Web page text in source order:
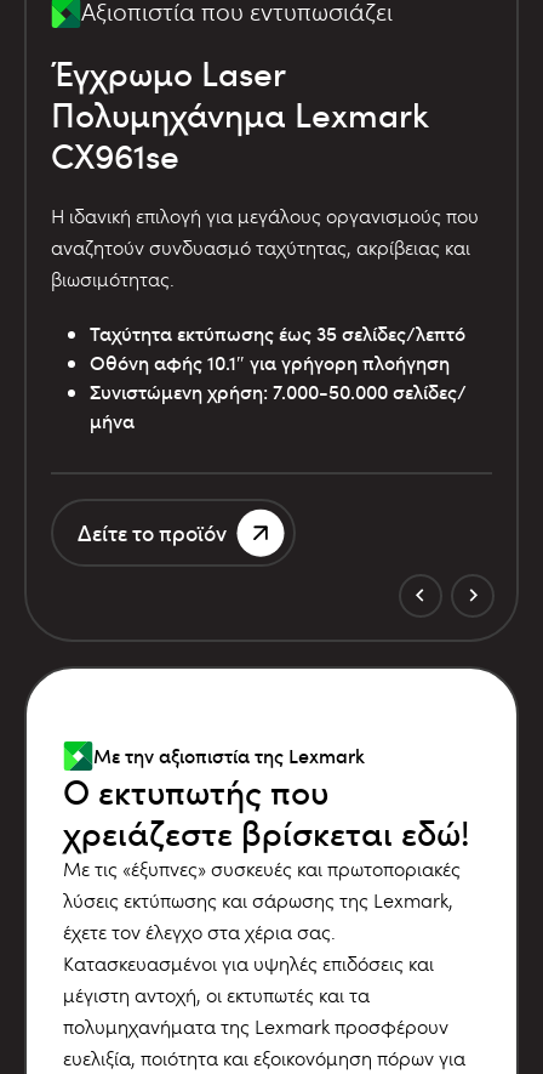
Αξιοπιστία που εντυπωσιάζει
Έγχρωμο Laser
Πολυμηχάνημα Lexmark
CX961se
Η ιδανική επιλογή για μεγάλους οργανισμούς που
αναζητούν συνδυασμό ταχύτητας, ακρίβειας και
βιωσιμότητας.
Ταχύτητα εκτύπωσης έως 35 σελίδες/λεπτό
Οθόνη αφής 10.1″ για γρήγορη πλοήγηση
Συνιστώμενη χρήση: 7.000-50.000 σελίδες/
μήνα
Δείτε το προϊόν
Με την αξιοπιστία της Lexmark
Ο εκτυπωτής που
χρειάζεστε βρίσκεται εδώ!
Με τις «έξυπνες» συσκευές και πρωτοποριακές
λύσεις εκτύπωσης και σάρωσης της Lexmark,
έχετε τον έλεγχο στα χέρια σας.
Κατασκευασμένοι για υψηλές επιδόσεις και
μέγιστη αντοχή, οι εκτυπωτές και τα
πολυμηχανήματα της Lexmark προσφέρουν
ευελιξία, ποιότητα και εξοικονόμηση πόρων για